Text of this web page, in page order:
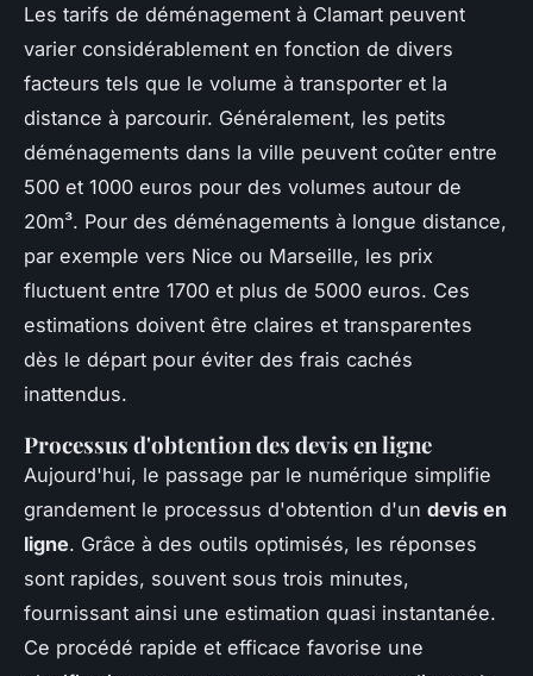
Les tarifs de déménagement à Clamart peuvent
varier considérablement en fonction de divers
facteurs tels que le volume à transporter et la
distance à parcourir. Généralement, les petits
déménagements dans la ville peuvent coûter entre
500 et 1000 euros pour des volumes autour de
20m³. Pour des déménagements à longue distance,
par exemple vers Nice ou Marseille, les prix
fluctuent entre 1700 et plus de 5000 euros. Ces
estimations doivent être claires et transparentes
dès le départ pour éviter des frais cachés
inattendus.
Processus d'obtention des devis en ligne
Aujourd'hui, le passage par le numérique simplifie
grandement le processus d'obtention d'un devis en
ligne. Grâce à des outils optimisés, les réponses
sont rapides, souvent sous trois minutes,
fournissant ainsi une estimation quasi instantanée.
Ce procédé rapide et efficace favorise une